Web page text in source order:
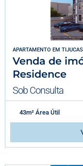
APARTAMENTO EM TIJUCAS
Venda de
Residence
Sob Consulta
43m² Área Útil